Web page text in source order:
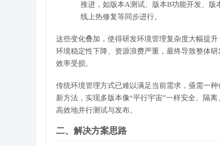
推进，如版本A测试、版本B功能开发、版
线上热修复等同步进行。
这些变化叠加，使得研发环境管理复杂度大幅提升
环境稳定性下降、资源浪费严重，最终导致整体研
效率受损。
传统环境管理方式已难以满足当前需求，亟需一种
新方法，实现多版本像“平行宇宙”一样安全、隔离
高效地并行测试与发布。
二、解决方案思路